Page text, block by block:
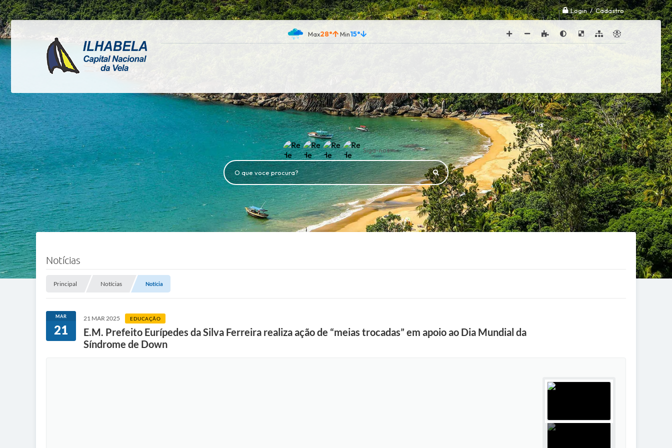
Login / Cadastro
28° 15°
Siga-nos
O que voce procura?
Notícias
Principal Notícias Notícia
MAR
21
21 MAR 2025 EDUCAÇÃO
E.M. Prefeito Eurípedes da Silva Ferreira realiza ação de “meias trocadas” em apoio ao Dia Mundial da
Síndrome de Down